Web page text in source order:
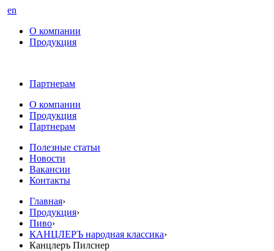
en
О компании
Продукция
Партнерам
О компании
Продукция
Партнерам
Полезные статьи
Новости
Вакансии
Контакты
Главная›
Продукция›
Пиво›
КАНЦЛЕРЪ народная классика›
Канцлеръ Пилснер